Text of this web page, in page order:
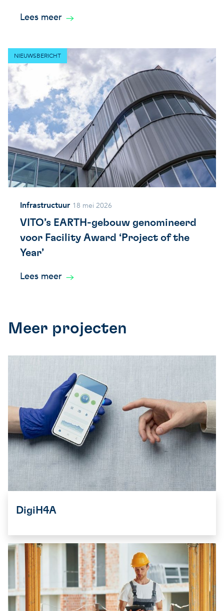
Lees meer
NIEUWSBERICHT
Infrastructuur 18 mei 2026
VITO’s EARTH-gebouw genomineerd
voor Facility Award ‘Project of the
Year’
Lees meer
Meer projecten
DigiH4A